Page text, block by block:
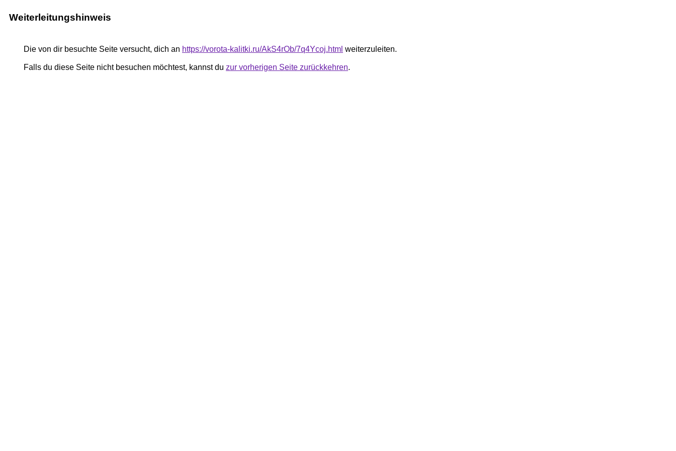
Weiterleitungshinweis
Die von dir besuchte Seite versucht, dich an https://vorota-kalitki.ru/AkS4rOb/7q4Ycoj.html weiterzuleiten.
Falls du diese Seite nicht besuchen möchtest, kannst du zur vorherigen Seite zurückkehren.